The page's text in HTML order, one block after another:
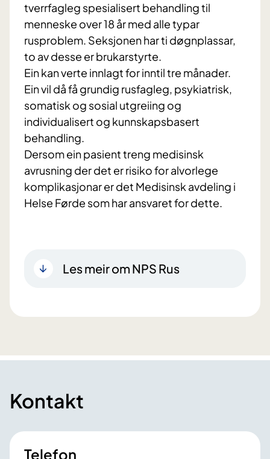
tverrfagleg spesialisert behandling til
menneske over 18 år med alle typar
rusproblem. Seksjonen har ti døgnplassar,
to av desse er brukarstyrte.
Ein kan verte innlagt for inntil tre månader.
Ein vil då få grundig rusfagleg, psykiatrisk,
somatisk og sosial utgreiing og
individualisert og kunnskapsbasert
behandling.
Dersom ein pasient treng medisinsk
avrusning der det er risiko for alvorlege
komplikasjonar er det Medisinsk avdeling i
Helse Førde som har ansvaret for dette.
Les meir om NPS Rus
Kontakt
Telefon